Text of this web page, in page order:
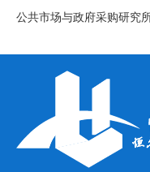
公共市场与政府采购研究